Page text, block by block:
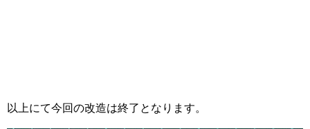
以上にて今回の改造は終了となります。